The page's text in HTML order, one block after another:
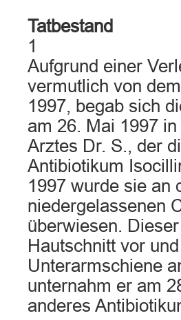
Tatbestand
1
Aufgrund einer
vermutlich von
1997, begab sich
am 26. Mai 1997
Arztes Dr. S., der
Antibiotikum
1997 wurde sie an
niedergelassenen
überwiesen.
Hautschnitt vor
Unterarmschiene
unternahm er am
anderes